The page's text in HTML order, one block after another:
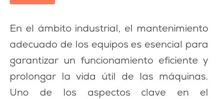
En el ámbito industrial, el mantenimiento
adecuado de los equipos es esencial para
garantizar un funcionamiento eficiente y
prolongar la vida útil de las máquinas.
Uno de los aspectos clave en el